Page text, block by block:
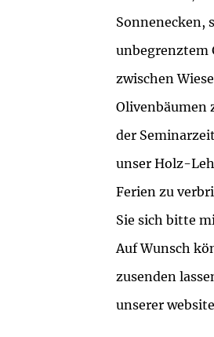
Sonnenecken,
unbegrenztem
zwischen
Olivenbäumen
der
unser Holz-
Ferien zu
Sie sich bitte
Auf Wunsch
zusenden
unserer